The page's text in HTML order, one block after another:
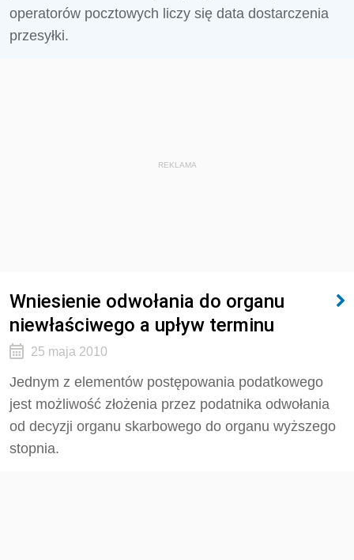
operatorów pocztowych liczy się data dostarczenia
przesyłki.
REKLAMA
Wniesienie odwołania do organu
niewłaściwego a upływ terminu
25 maja 2010
Jednym z elementów postępowania podatkowego
jest możliwość złożenia przez podatnika odwołania
od decyzji organu skarbowego do organu wyższego
stopnia.